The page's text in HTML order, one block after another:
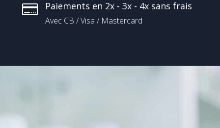
 Paiements en 2x - 3x - 4x sans frais
Avec CB / Visa / Mastercard